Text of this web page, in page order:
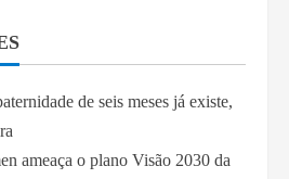
de seis meses já existe,
ameaça o plano Visão 2030 da